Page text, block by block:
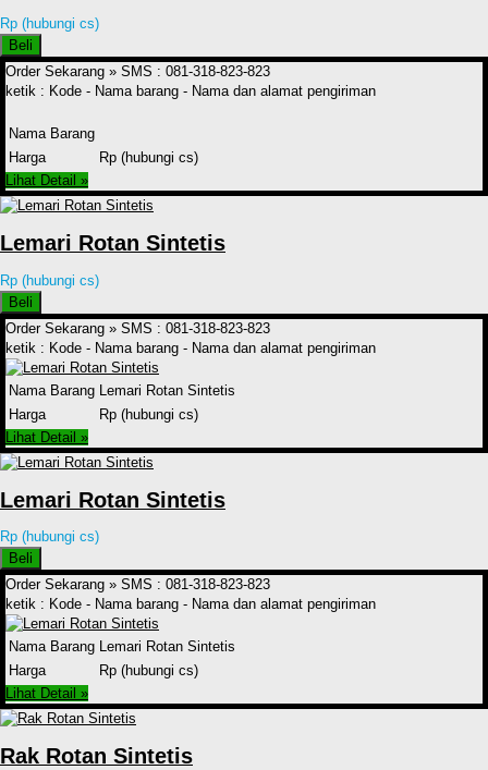
Rp (hubungi cs)
Beli
Order Sekarang » SMS : 081-318-823-823
ketik : Kode - Nama barang - Nama dan alamat pengiriman
Nama Barang
Harga
Rp (hubungi cs)
Lihat Detail »
Lemari Rotan Sintetis
Rp (hubungi cs)
Beli
Order Sekarang » SMS : 081-318-823-823
ketik : Kode - Nama barang - Nama dan alamat pengiriman
Nama Barang Lemari Rotan Sintetis
Harga
Rp (hubungi cs)
Lihat Detail »
Lemari Rotan Sintetis
Rp (hubungi cs)
Beli
Order Sekarang » SMS : 081-318-823-823
ketik : Kode - Nama barang - Nama dan alamat pengiriman
Nama Barang
Lemari Rotan Sintetis
Harga
Rp (hubungi cs)
Lihat Detail »
Rak Rotan Sintetis